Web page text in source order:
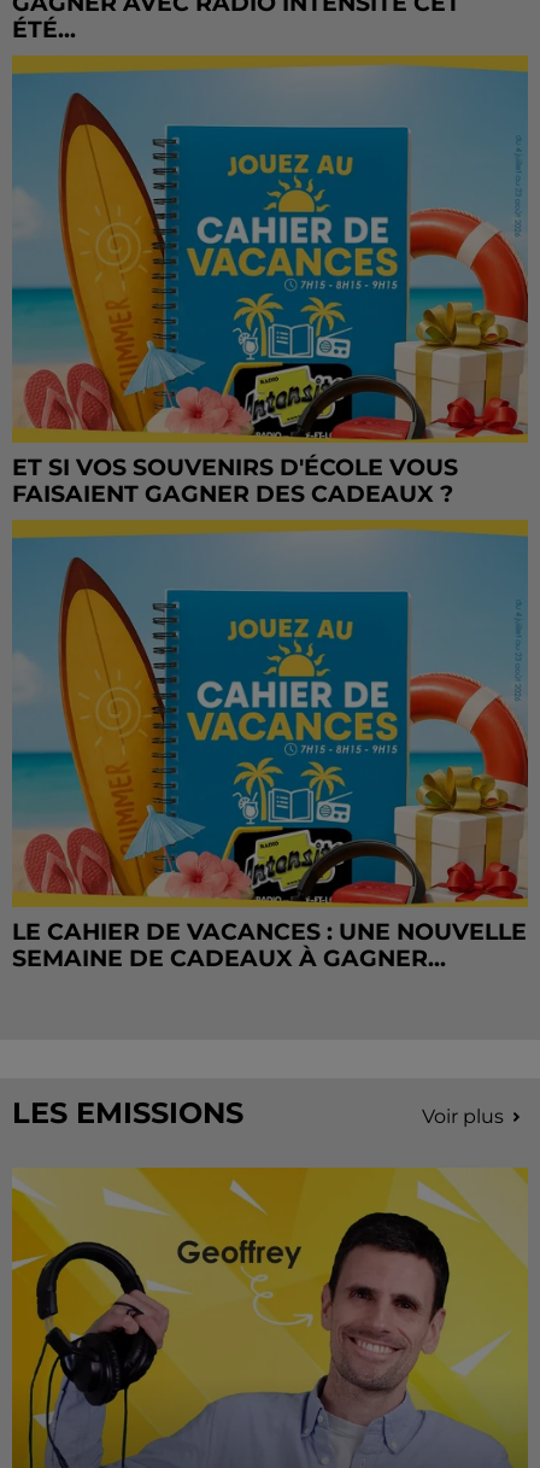
ÉTÉ...
ET SI VOS SOUVENIRS D'ÉCOLE VOUS
FAISAIENT GAGNER DES CADEAUX ?
LE CAHIER DE VACANCES : UNE NOUVELLE
SEMAINE DE CADEAUX À GAGNER...
LES EMISSIONS Voir plus